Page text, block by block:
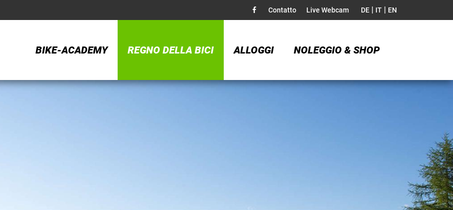
Contatto Live Webcam DE | IT | EN
BIKE-ACADEMY REGNO DELLA BICI ALLOGGI NOLEGGIO & SHOP